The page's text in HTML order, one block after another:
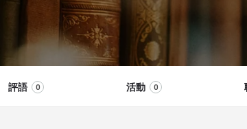
評語 0 活動 0